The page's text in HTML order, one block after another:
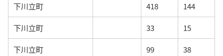
下川立町 418 144
下川立町 33 15
下川立町 99 38